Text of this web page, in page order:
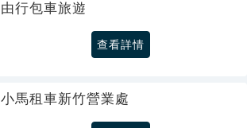
由行包車旅遊
查看詳情
小馬租車新竹營業處